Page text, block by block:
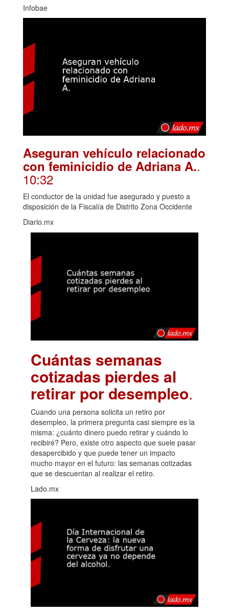
Infobae
Aseguran vehículo relacionado
con feminicidio de Adriana A..
10:32
El conductor de la unidad fue asegurado y puesto a
disposición de la Fiscalía de Distrito Zona Occidente
Diario.mx
Cuántas semanas
cotizadas pierdes al
retirar por desempleo.
Cuando una persona solicita un retiro por
desempleo, la primera pregunta casi siempre es la
misma: ¿cuánto dinero puedo retirar y cuándo lo
recibiré? Pero, existe otro aspecto que suele pasar
desapercibido y que puede tener un impacto
mucho mayor en el futuro: las semanas cotizadas
que se descuentan al realizar el retiro.
Lado.mx